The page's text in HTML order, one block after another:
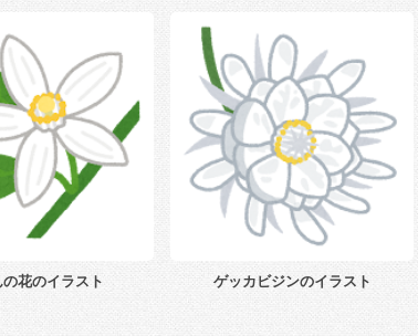
花のイラスト ゲッカビジンのイラスト